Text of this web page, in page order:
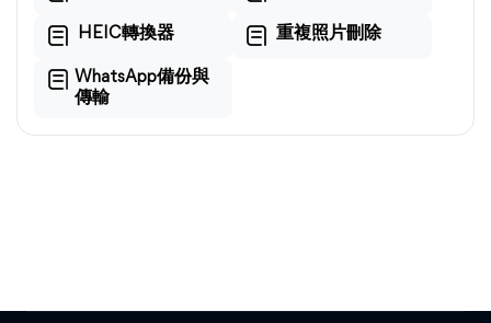
HEIC轉換器 重複照片刪除
WhatsApp備份與
傳輸